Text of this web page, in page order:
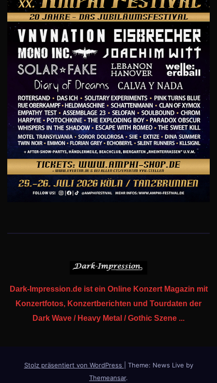
Dark-Impression.de ist ein Online Konzert Magazin mit
Konzertfotos, Konzertberichten und Tourdaten der
Dark Wave / Heavy Metal / Gothic Szene ...
Stolz präsentiert von WordPress
Theme: News Live by
Themeansar.